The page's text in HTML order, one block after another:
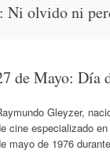
Ni olvido ni
de Mayo: Día
Gleyzer,
cine especializado
mayo de 1976